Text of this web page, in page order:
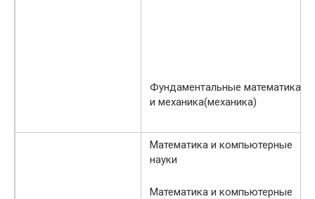
Фундаментальные математика
и механика(механика)
Математика и компьютерные
науки
Математика и компьютерные